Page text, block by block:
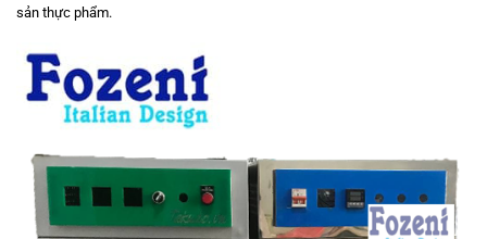
sản thực phẩm.